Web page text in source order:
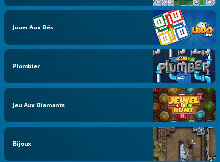
Jouer Aux Dés
Plombier
Jeu Aux Diamants
Bijoux